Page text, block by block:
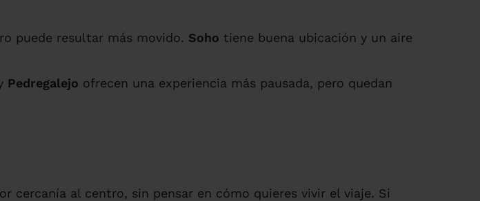
puede resultar más movido. Soho tiene buena ubicación y un aire
Pedregalejo ofrecen una experiencia más pausada, pero quedan
cercanía al centro, sin pensar en cómo quieres vivir el viaje. Si